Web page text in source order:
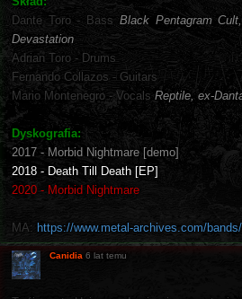
Dante Toro - Bass Black Pentagram
Devastation
Adrian Toro - Drums
Fernando Collazos - Guitars
Mario Montenegro - Vocals Reptile, ex-
Dyskografia:
2017 - Morbid Nightmare [demo]
2018 - Death Till Death [EP]
2020 - Morbid Nightmare
MA: https://www.metal-archives.com/
Canidia 6 lat temu